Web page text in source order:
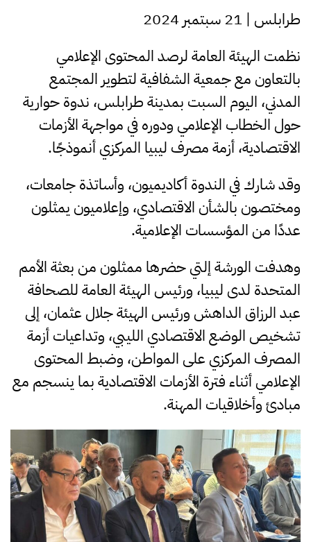
طرابلس | 21 سبتمبر 2024
نظمت الهيئة العامة لرصد المحتوى الإعلامي
بالتعاون مع جمعية الشفافية لتطوير المجتمع
المدني، اليوم السبت بمدينة طرابلس، ندوة حوارية
حول الخطاب الإعلامي ودوره في مواجهة الأزمات
الاقتصادية، أزمة مصرف ليبيا المركزي أنموذجًا.
وقدشارك في الندوة أكاديميون، وأساتذة جامعات،
ومختصون بالشأن الاقتصادي، وإعلاميون يمثلون
عددًا من المؤسسات الإعلامية.
وهدفت الورشة إلتي حضرها ممثلون من بعثة الأمم
المتحدة لدى ليبيا، ورئيس الهيئة العامة للصحافة
عبد الرزاق الداهش ورئيس الهيئة جلال عثمان، إلى
تشخيص الوضع الاقتصادي الليبي، وتداعيات أزمة
المصرف المركزي على المواطن، وضبط المحتوى
الإعلامي أثناء فترة الأزمات الاقتصادية بما ينسجم مع
مبادئ وأخلاقيات المهنة.